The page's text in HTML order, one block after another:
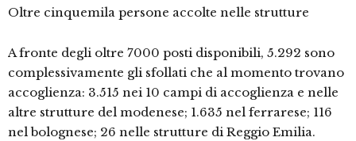
Oltre cinquemila persone accolte nelle strutture
A fronte degli oltre 7000 posti disponibili, 5.292 sono
complessivamente gli sfollati che al momento trovano
accoglienza: 3.515 nei 10 campi di accoglienza e nelle
altre strutture del modenese; 1.635 nel ferrarese; 116
nel bolognese; 26 nelle strutture di Reggio Emilia.